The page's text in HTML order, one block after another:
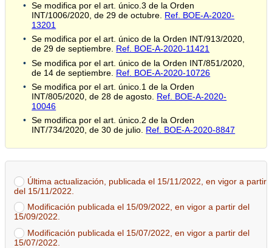
Se modifica por el art. único.3 de la Orden
INT/1006/2020, de 29 de octubre. Ref. BOE-A-2020-
13201
Se modifica por el art. único de la Orden INT/913/2020,
de 29 de septiembre. Ref. BOE-A-2020-11421
Se modifica por el art. único de la Orden INT/851/2020,
de 14 de septiembre. Ref. BOE-A-2020-10726
Se modifica por el art. único.1 de la Orden
INT/805/2020, de 28 de agosto. Ref. BOE-A-2020-
10046
Se modifica por el art. único.2 de la Orden
INT/734/2020, de 30 de julio. Ref. BOE-A-2020-8847
Última actualización, publicada el 15/11/2022, en vigor a partir
del 15/11/2022.
Modificación publicada el 15/09/2022, en vigor a partir del
15/09/2022.
Modificación publicada el 15/07/2022, en vigor a partir del
15/07/2022.